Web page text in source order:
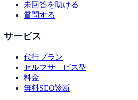
未回答を助ける
質問する
サービス
代行プラン
セルフサービス型
料金
無料SEO診断